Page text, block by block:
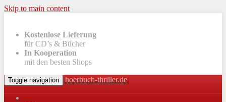
Skip to main content
Kostenlose Lieferung
für CD’s & Bücher
In Kooperation
mit den besten Shops
Toggle navigation hoerbuch-thriller.de